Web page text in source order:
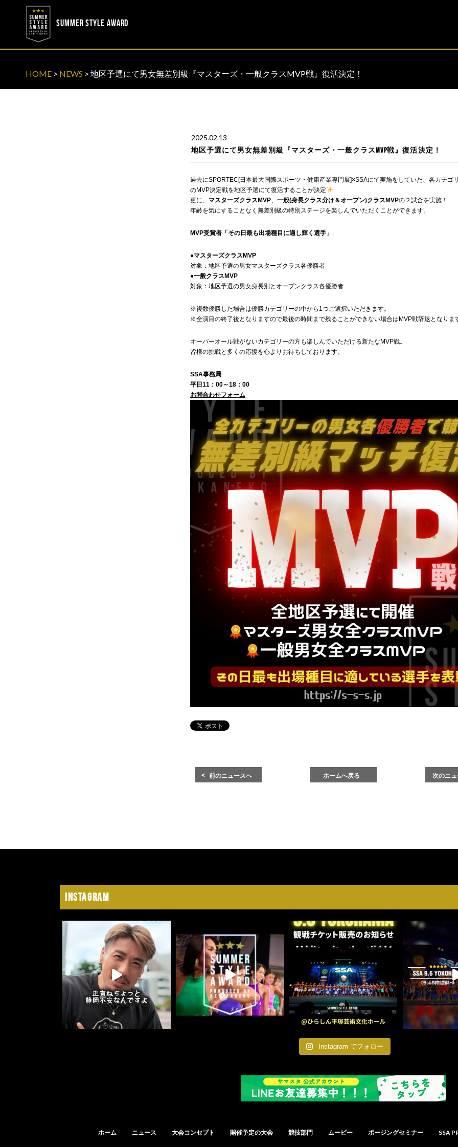
SUMMER STYLE AWARD
HOME > NEWS > 地区予選にて男女無差別級『マスターズ・一般クラスMVP戦』復活決定！
2025.02.13
地区予選にて男女無差別級『マスターズ・一般クラスMVP戦』復活決定！
過去にSPORTEC[日本最大国際スポーツ・健康産業専門展]×SSAにて実施をしていた、各カテゴ
のMVP決定戦を地区予選にて復活することが決定
更に、 マスターズクラスMVP、 一般(身長クラス分け＆オープン)クラスMVPの２試合を実施！
年齢を気にすることなく無差別級の特別ステージを楽しんでいただくことができます。
MVP受賞者「その日最も出場種目に適し輝く選手 」
●マスターズクラスMVP
対象：地区予選の男女マスターズクラス各優勝者
●一般クラスMVP
対象：地区予選の男女身長別とオープンクラス各優勝者
※複数優勝した場合は優勝カテゴリーの中から1つご選択いただきます。
※全演目の終了後となりますので最後の時間まで残ることができない場合はMVP戦辞退となりま
オーバーオール戦がないカテゴリーの方も楽しんでいただける新たなMVP戦。
皆様の挑戦と多くの応援を心よりお待ちしております。
SSA事務局
平日11：00～18：00
お問合わせフォーム
前のニュースへ ホームへ戻る 次のニ
Instagram
Instagram でフォロー
ホーム ニュース 大会コンセプト 開催予定の大会 競技部門 ムービー ポージングセミナー SSA